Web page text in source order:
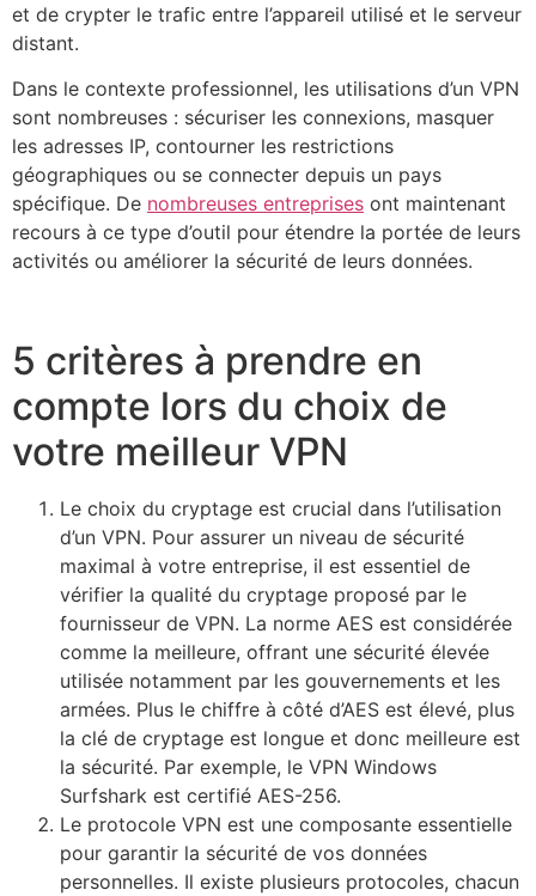
et de crypter le trafic entre l’appareil utilisé et le serveur
distant.
Dans le contexte professionnel, les utilisations d’un VPN
sont nombreuses : sécuriser les connexions, masquer
les adresses IP, contourner les restrictions
géographiques ou se connecter depuis un pays
spécifique. De nombreuses entreprises ont maintenant
recours à ce type d’outil pour étendre la portée de leurs
activités ou améliorer la sécurité de leurs données.
5 critères à prendre en
compte lors du choix de
votre meilleur VPN
Le choix du cryptage est crucial dans l’utilisation
d’un VPN. Pour assurer un niveau de sécurité
maximal à votre entreprise, il est essentiel de
vérifier la qualité du cryptage proposé par le
fournisseur de VPN. La norme AES est considérée
comme la meilleure, offrant une sécurité élevée
utilisée notamment par les gouvernements et les
armées. Plus le chiffre à côté d’AES est élevé, plus
la clé de cryptage est longue et donc meilleure est
la sécurité. Par exemple, le VPN Windows
Surfshark est certifié AES-256.
Le protocole VPN est une composante essentielle
pour garantir la sécurité de vos données
personnelles. Il existe plusieurs protocoles, chacun